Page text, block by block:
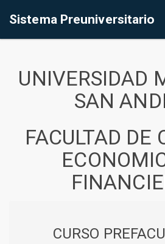
Sistema Preuniversitario
UNIVERSIDAD
SAN
FACULTAD DE
CURSO